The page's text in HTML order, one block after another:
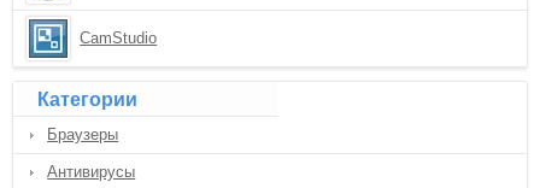
CamStudio
Категории
Браузеры
Антивирусы